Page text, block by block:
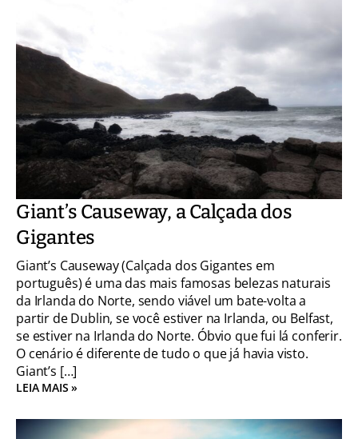
Giant’s Causeway, a Calçada dos
Gigantes
Giant’s Causeway (Calçada dos Gigantes em
português) é uma das mais famosas belezas naturais
da Irlanda do Norte, sendo viável um bate-volta a
partir de Dublin, se você estiver na Irlanda, ou Belfast,
se estiver na Irlanda do Norte. Óbvio que fui lá conferir.
O cenário é diferente de tudo o que já havia visto.
Giant’s […]
LEIA MAIS »